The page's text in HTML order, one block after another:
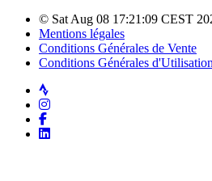
© Sat Aug 08 17:21:09 CEST
Mentions légales
Conditions Générales de Vente
Conditions Générales
Strava
Instagram
Facebook
LinkedIn